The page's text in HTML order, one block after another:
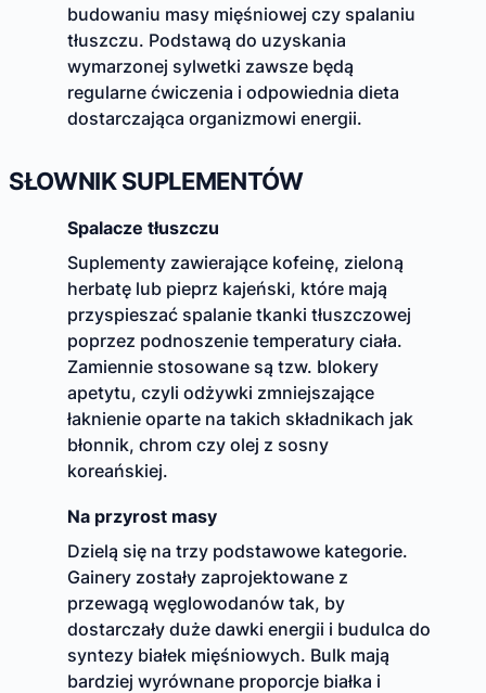
budowaniu masy mięśniowej czy spalaniu
tłuszczu. Podstawą do uzyskania
wymarzonej sylwetki zawsze będą
regularne ćwiczenia i odpowiednia dieta
dostarczająca organizmowi energii.
SŁOWNIK SUPLEMENTÓW
Spalacze tłuszczu
Suplementy zawierające kofeinę, zieloną
herbatę lub pieprz kajeński, które mają
przyspieszać spalanie tkanki tłuszczowej
poprzez podnoszenie temperatury ciała.
Zamiennie stosowane są tzw. blokery
apetytu, czyli odżywki zmniejszające
łaknienie oparte na takich składnikach jak
błonnik, chrom czy olej z sosny
koreańskiej.
Na przyrost masy
Dzielą się na trzy podstawowe kategorie.
Gainery zostały zaprojektowane z
przewagą węglowodanów tak, by
dostarczały duże dawki energii i budulca do
syntezy białek mięśniowych. Bulk mają
bardziej wyrównane proporcje białka i